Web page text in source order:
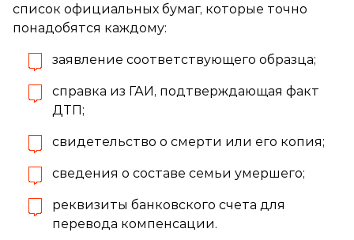
список официальных бумаг, которые точно
понадобятся каждому:
заявление соответствующего образца;
справка из ГАИ, подтверждающая факт
ДТП;
свидетельство о смерти или его копия;
сведения о составе семьи умершего;
реквизиты банковского счета для
перевода компенсации.